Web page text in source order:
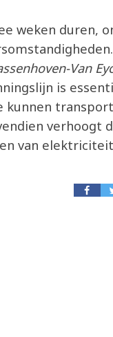
weken duren,
Van
is
verhoogt
van